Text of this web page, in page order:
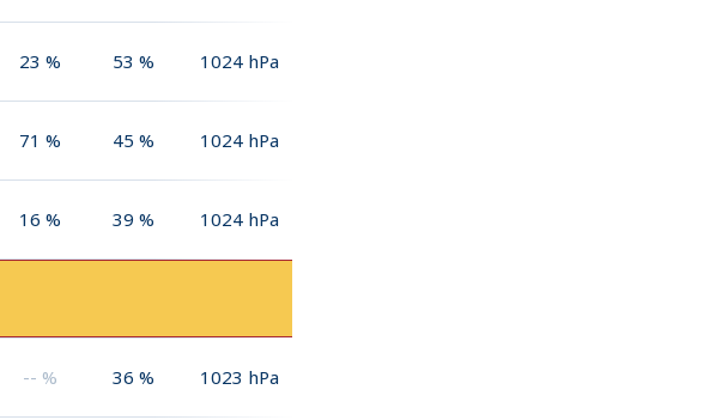
23 % 53 % 1024 hPa
71 % 45 % 1024 hPa
16 % 39 % 1024 hPa
-- % 36 % 1023 hPa